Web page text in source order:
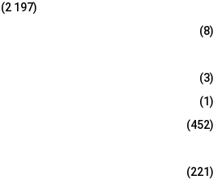
(2 197)
(8)
(3)
(1)
(452)
(221)